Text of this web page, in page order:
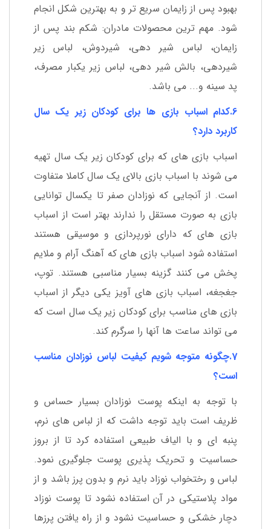
بهبود پس از زایمان سریع تر و به بهترین شکل انجام
شود. مهم ترین محصولات مادران: شکم بند پس از
زایمان، لباس شیر دهی، شیردوش، لباس زیر
شیردهی، بالش شیر دهی، لباس زیر یکبار مصرف،
پد سینه و... می باشد.
6.کدام اسباب بازی ها برای کودکان زیر یک سال
کاربرد دارد؟
اسباب بازی های که برای کودکان زیر یک سال تهیه
می شوند با اسباب بازی بالای یک سال کاملا متفاوت
است. از آنجایی که نوزادان صفر تا یکسال توانایی
بازی به صورت مستقل را ندارند بهتر است از اسباب
بازی های که دارای نورپردازی و موسیقی هستند
استفاده شود اسباب بازی های که آهنگ آرام و ملایم
پخش می کنند گزینه بسیار مناسبی هستند. توپ،
جغجغه، اسباب بازی های آویز یکی دیگر از اسباب
بازی های مناسب برای کودکان زیر یک سال است که
می تواند ساعت ها آنها را سرگرم کند.
7.چگونه متوجه شویم کیفیت لباس نوزادان مناسب
است؟
با توجه به اینکه پوست نوزادان بسیار حساس و
ظریف است باید توجه داشت که از لباس های نرم،
پنبه ای و با الیاف طبیعی استفاده کرد تا از بروز
حساسیت و تحریک پذیری پوست جلوگیری نمود.
لباس و رختخواب نوزاد باید نرم و بدون پرز باشد و از
مواد پلاستیکی در آن استفاده نشود تا پوست نوزاد
دچار خشکی و حساسیت نشود و از راه یافتن پرزها